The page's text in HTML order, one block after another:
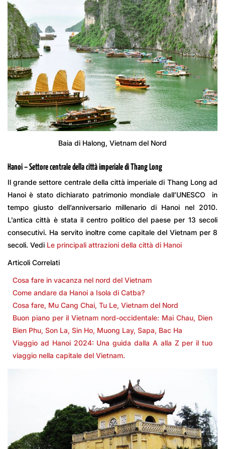
Baia di Halong, Vietnam del Nord
Hanoi – Settore centrale della città imperiale di Thang Long
Il grande settore centrale della città imperiale di Thang Long ad
Hanoi è stato dichiarato patrimonio mondiale dall’UNESCO in
tempo giusto dell’anniversario millenario di Hanoi nel 2010.
L’antica città è stata il centro politico del paese per 13 secoli
consecutivi. Ha servito inoltre come capitale del Vietnam per 8
secoli. Vedi Le principali attrazioni della città di Hanoi
Articoli Correlati
Cosa fare in vacanza nel nord del Vietnam
Come andare da Hanoi a Isola di Catba?
Cosa fare, Mu Cang Chai, Tu Le, Vietnam del Nord
Buon piano per il Vietnam nord-occidentale: Mai Chau, Dien
Bien Phu, Son La, Sin Ho, Muong Lay, Sapa, Bac Ha
Viaggio ad Hanoi 2024: Una guida dalla A alla Z per il tuo
viaggio nella capitale del Vietnam.